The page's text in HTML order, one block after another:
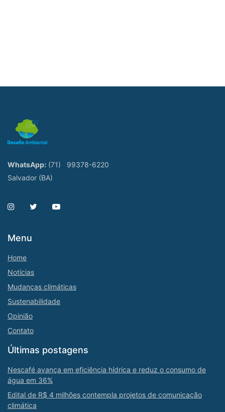
WhatsApp: (71)
99378-6220
Salvador (BA)
Menu
Home
Notícias
Mudanças climáticas
Sustenabilidade
Opinião
Contato
Últimas postagens
Nescafé avança em eficiência hídrica e reduz o consumo de
água em 36%
Edital de R$ 4 milhões contempla projetos de comunicação
climática